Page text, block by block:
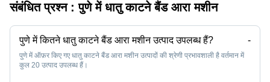
संबंधित प्रश्न :पुणे में धातु काटने बैंड आरा मशीन
पुणे में कितने धातु काटने बैंड आरा मशीन उत्पाद उपलब्ध हैं? -
पुणे में ऑफ़र किए गए धातु काटने बैंड आरा मशीन उत्पादों की श्रेणी प्रभावशाली है वर्तमान में
कुल 20 उत्पाद उपलब्ध हैं।